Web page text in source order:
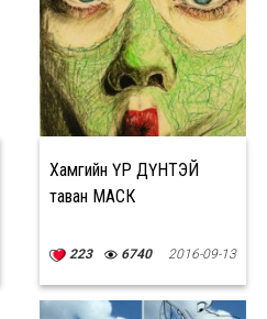
Хамгийн ҮР ДҮНТЭЙ
таван МАСК
223 6740 2016-09-13